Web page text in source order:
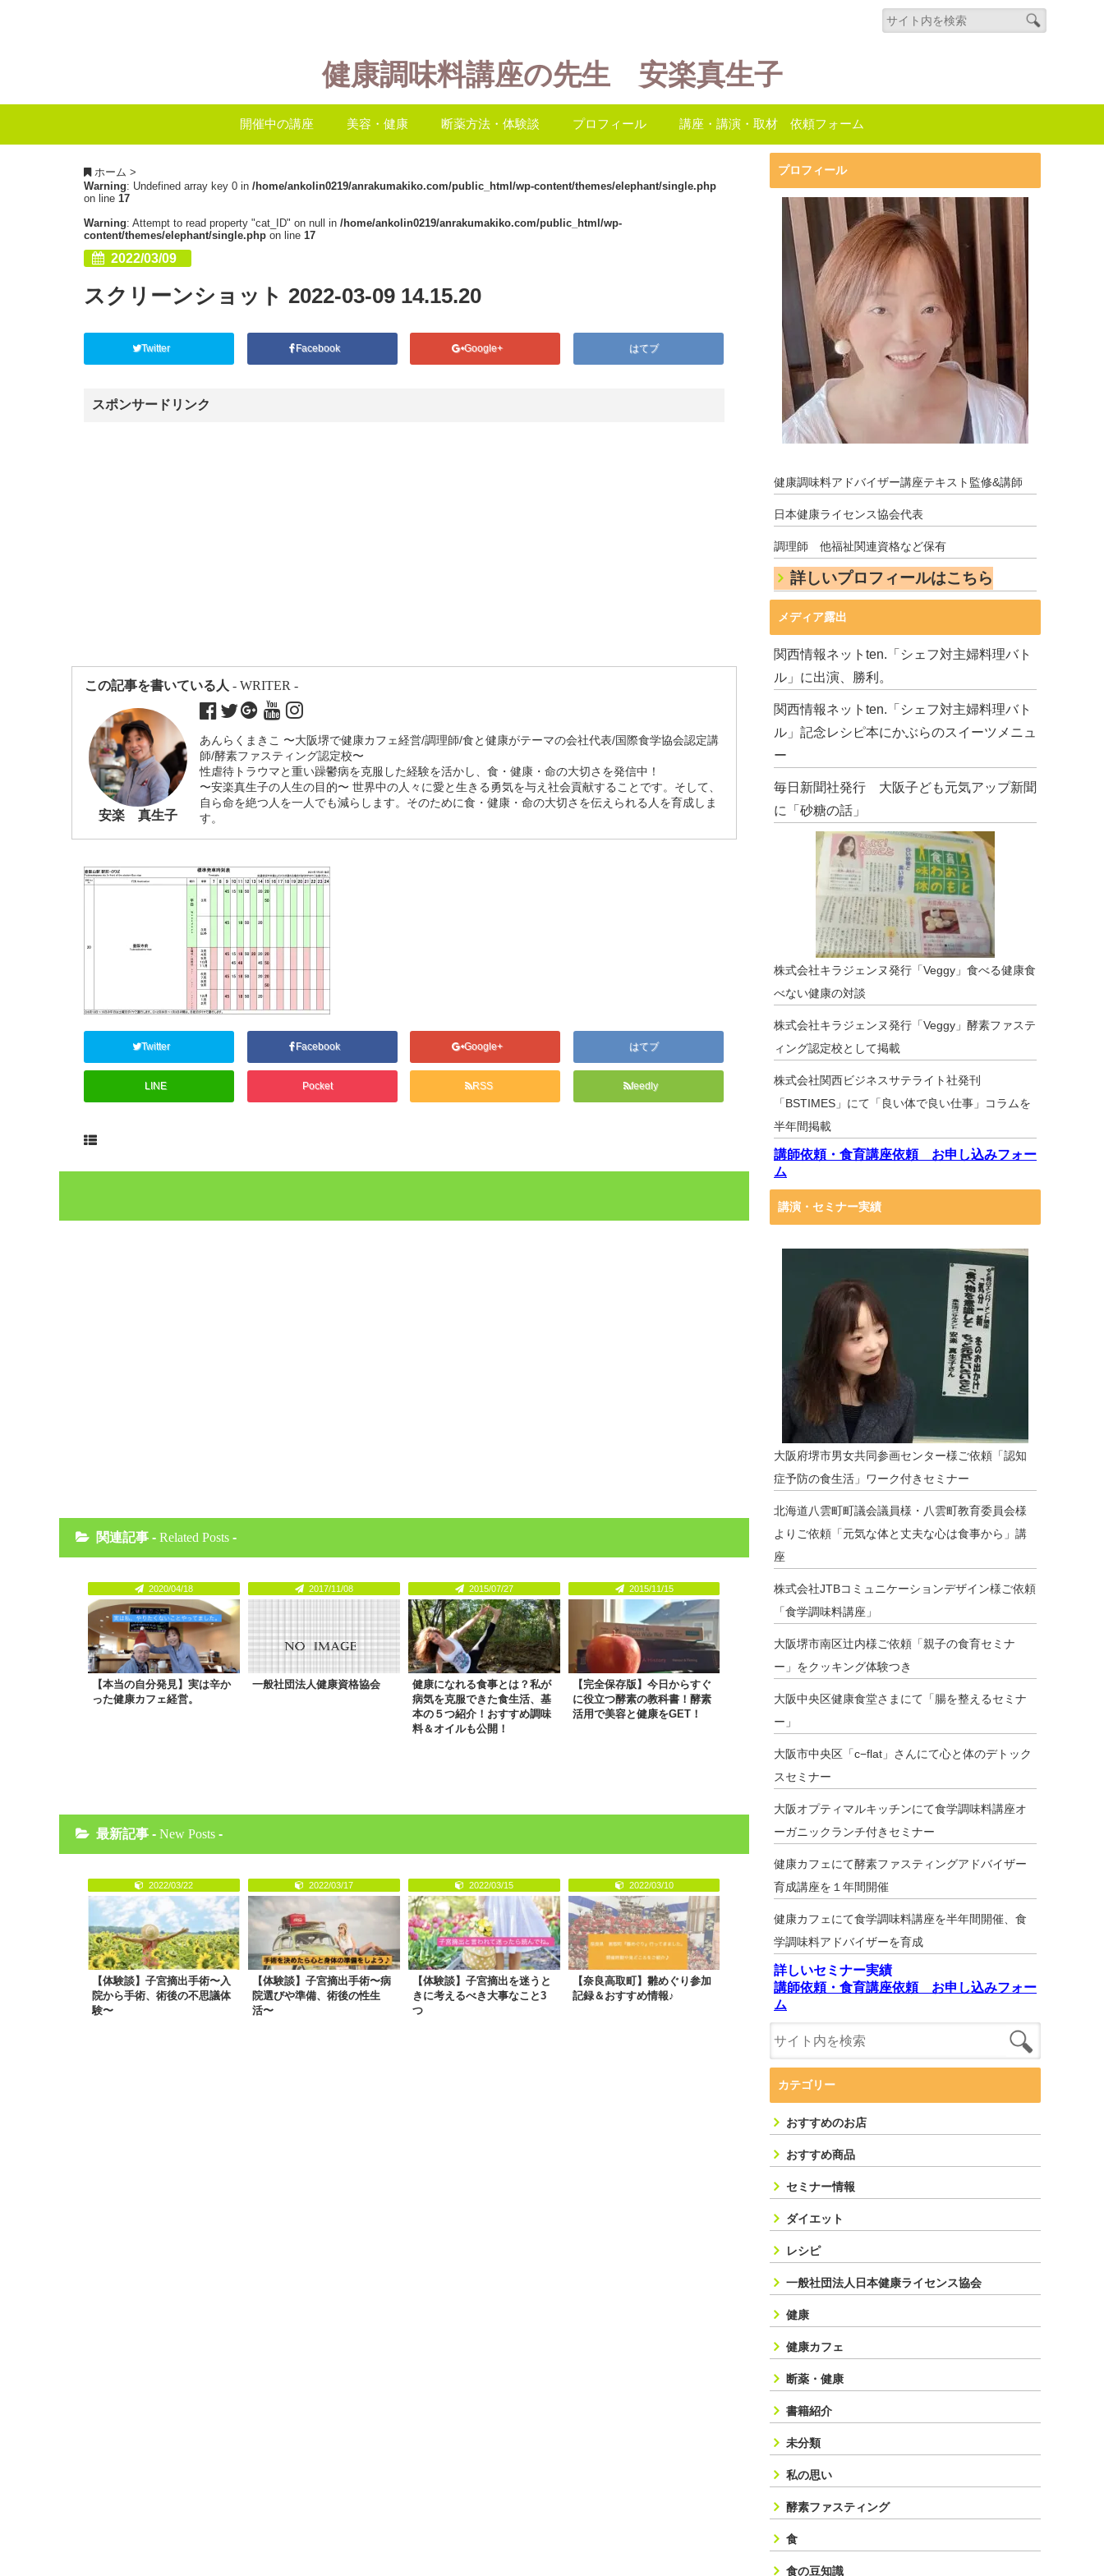
健康調味料講座の先生 安楽真生子
開催中の講座 美容・健康 断薬方法・体験談 プロフィール 講座・講演・取材 依頼フォーム
ホーム >
Warning: Undefined array key 0 in /home/ankolin0219/anrakumakiko.com/public_html/wp-content/themes/elephant/single.php
on line 17
Warning: Attempt to read property "cat_ID" on null in /home/ankolin0219/anrakumakiko.com/public_html/wp-
content/themes/elephant/single.php on line 17
2022/03/09
スクリーンショット 2022-03-09 14.15.20
Twitter Facebook Google+ はてブ
スポンサードリンク
この記事を書いている人 - WRITER -
あんらくまきこ 〜大阪堺で健康カフェ経営/調理師/食と健康がテーマの会社代表/国際食学協会認定講
師/酵素ファスティング認定校〜
性虐待トラウマと重い躁鬱病を克服した経験を活かし、食・健康・命の大切さを発信中！
〜安楽真生子の人生の目的〜 世界中の人々に愛と生きる勇気を与え社会貢献することです。そして、
自ら命を絶つ人を一人でも減らします。そのために食・健康・命の大切さを伝えられる人を育成しま
す。
安楽 真生子
Twitter Facebook Google+ はてブ
LINE Pocket RSS feedly
関連記事 - Related Posts -
2020/04/18
【本当の自分発見】実は辛か
った健康カフェ経営。
2017/11/08
一般社団法人健康資格協会
2015/07/27
健康になれる食事とは？私が
病気を克服できた食生活、基
本の５つ紹介！おすすめ調味
料＆オイルも公開！
2015/11/15
【完全保存版】今日からすぐ
に役立つ酵素の教科書！酵素
活用で美容と健康をGET！
最新記事 - New Posts -
2022/03/22
【体験談】子宮摘出手術〜入
院から手術、術後の不思議体
験〜
2022/03/17
【体験談】子宮摘出手術〜病
院選びや準備、術後の性生
活〜
2022/03/15
【体験談】子宮摘出を迷うと
きに考えるべき大事なこと3
つ
2022/03/10
【奈良高取町】雛めぐり参加
記録＆おすすめ情報♪
プロフィール
健康調味料アドバイザー講座テキスト監修&講師
日本健康ライセンス協会代表
調理師 他福祉関連資格など保有
詳しいプロフィールはこちら
メディア露出
関西情報ネットten.「シェフ対主婦料理バト
ル」に出演、勝利。
関西情報ネットten.「シェフ対主婦料理バト
ル」記念レシピ本にかぶらのスイーツメニュ
ー
毎日新聞社発行 大阪子ども元気アップ新聞
に「砂糖の話」
株式会社キラジェンヌ発行「Veggy」食べる健康食
べない健康の対談
株式会社キラジェンヌ発行「Veggy」酵素ファステ
ィング認定校として掲載
株式会社関西ビジネスサテライト社発刊
「BSTIMES」にて「良い体で良い仕事」コラムを
半年間掲載
講師依頼・食育講座依頼 お申し込みフォー
ム
講演・セミナー実績
大阪府堺市男女共同参画センター様ご依頼「認知
症予防の食生活」ワーク付きセミナー
北海道八雲町町議会議員様・八雲町教育委員会様
よりご依頼「元気な体と丈夫な心は食事から」講
座
株式会社JTBコミュニケーションデザイン様ご依頼
「食学調味料講座」
大阪堺市南区辻内様ご依頼「親子の食育セミナ
ー」をクッキング体験つき
大阪中央区健康食堂さまにて「腸を整えるセミナ
ー」
大阪市中央区「c−flat」さんにて心と体のデトック
スセミナー
大阪オプティマルキッチンにて食学調味料講座オ
ーガニックランチ付きセミナー
健康カフェにて酵素ファスティングアドバイザー
育成講座を１年間開催
健康カフェにて食学調味料講座を半年間開催、食
学調味料アドバイザーを育成
詳しいセミナー実績
講師依頼・食育講座依頼 お申し込みフォー
ム
カテゴリー
おすすめのお店
おすすめ商品
セミナー情報
ダイエット
レシピ
一般社団法人日本健康ライセンス協会
健康
健康カフェ
断薬・健康
書籍紹介
未分類
私の思い
酵素ファスティング
食
食の豆知識